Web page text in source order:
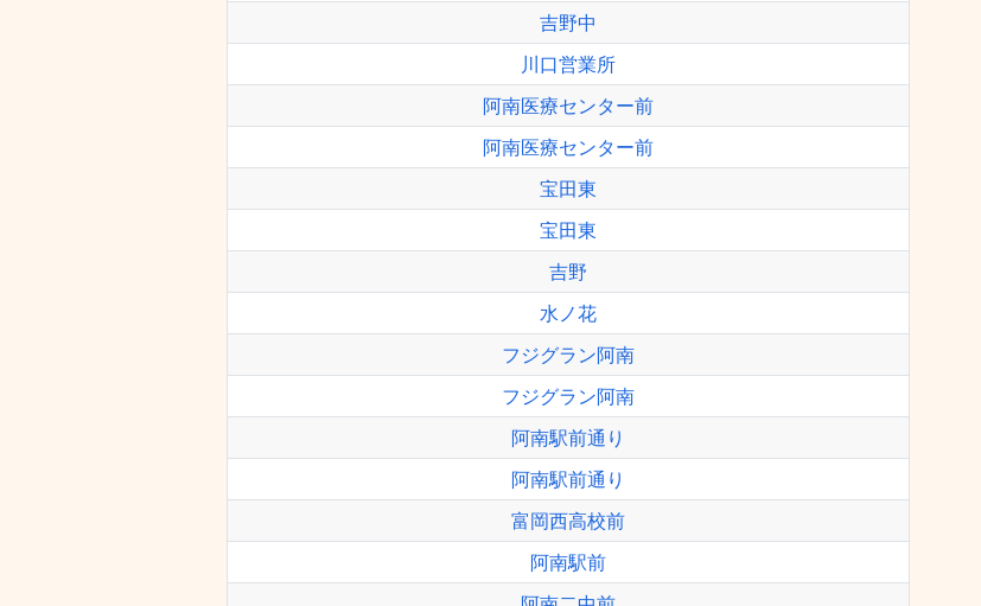
吉野中
川口営業所
阿南医療センター前
阿南医療センター前
宝田東
宝田東
吉野
水ノ花
フジグラン阿南
フジグラン阿南
阿南駅前通り
阿南駅前通り
富岡西高校前
阿南駅前